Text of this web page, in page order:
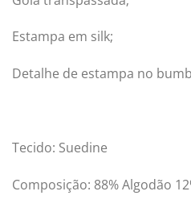
Estampa em silk;
Detalhe de estampa no
Tecido: Suedine
Composição: 88% Algodão